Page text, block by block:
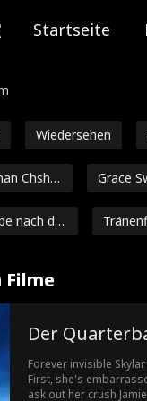
Startseite
Wiedersehen
Chsher
Grace
n
nach der
Henderson
Edeen Nicholas
Filme
Der
Forever invisible
First, she's
ask out her crush